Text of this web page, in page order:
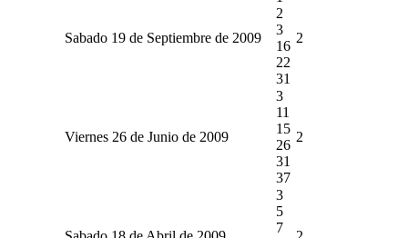
Sabado 19 de Septiembre de 2009
2
3
16
22
31
2
Viernes 26 de Junio de 2009
3
11
15
26
31
37
2
3
5
7